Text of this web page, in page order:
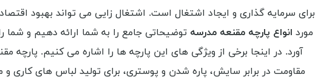
برای سرمایه گذاری و ایجاد اشتغال است. اشتغال زایی می تواند بهبود
مورد انواع پارچه مقنعه مدرسه توضیحاتی جامع را به شما ارائه دهیم و شما
آورد. در اینجا برخی از ویژگی های این پارچه ها را اشاره می کنیم.
مقاومت در برابر سایش، پاره شدن و پوستری، برای تولید لباس های کاری